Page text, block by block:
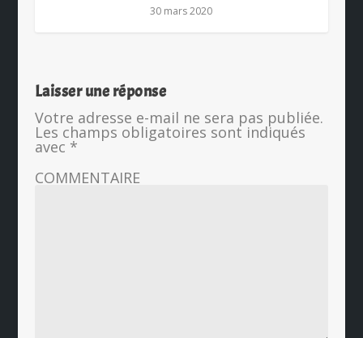
30 mars 2020
Laisser une réponse
Votre adresse e-mail ne sera pas publiée.
Les champs obligatoires sont indiqués
avec *
COMMENTAIRE